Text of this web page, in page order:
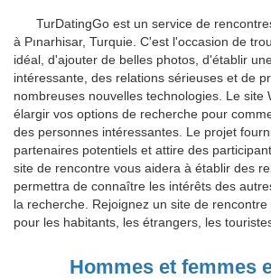
TurDatingGo est un service de
à Pınarhisar, Turquie. C'est l'occasion de
idéal, d'ajouter de belles photos, d'établir
intéressante, des relations sérieuses et de
nombreuses nouvelles technologies. Le site
élargir vos options de recherche pour
des personnes intéressantes. Le projet
partenaires potentiels et attire des
site de rencontre vous aidera à établir des
permettra de connaître les intérêts des
la recherche. Rejoignez un site de rencontre
pour les habitants, les étrangers, les
Hommes et femmes